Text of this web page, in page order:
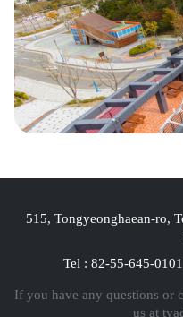
515, Tongyeonghaean-ro,
Tel : 82-55-645-0101
If you have any questions or
us at